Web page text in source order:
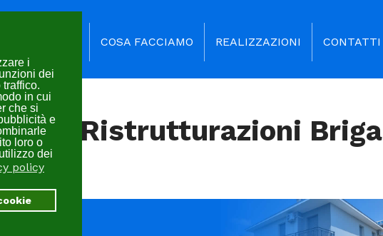
i
dei
in cui
che si
e
loro o
dei
policy
COSA FACCIAMO REALIZZAZIONI CONTATTI
Ristrutturazioni Briga
LP